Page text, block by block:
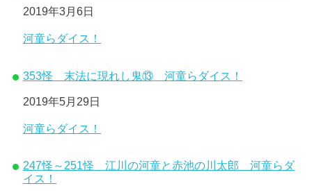
日付
2019年3月6日
関連理由
河童らダイス！
353怪 末法に現れし鬼⑬ 河童らダイス！
日付
2019年5月29日
関連理由
河童らダイス！
247怪～251怪 江川の河童と赤池の川太郎 河童らダ
イス！